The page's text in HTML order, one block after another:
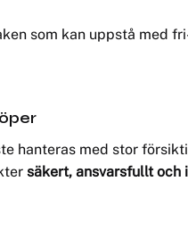
som kan uppstå med
hanteras med stor
säkert, ansvarsfullt och